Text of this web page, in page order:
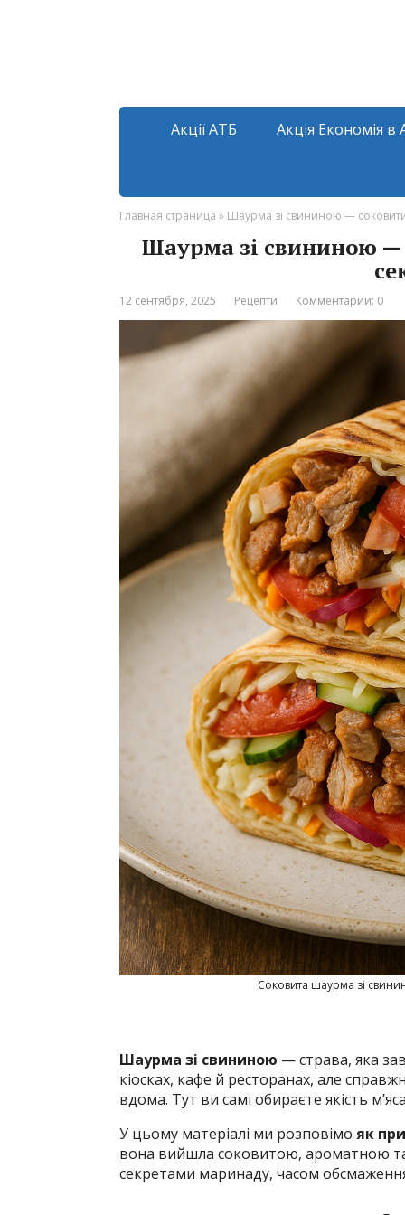
Акції АТБ Акція Економія в
Главная страница » Шаурма зі свининою —
Шаурма зі свининою —
12 сентября, 2025 Рецепти Комментарии: 0
Соковита шаурма зі
Шаурма зі свининою — страва, яка
кіосках, кафе й ресторанах, але
вдома. Тут ви самі обираєте якість
У цьому матеріалі ми розповімо як
вона вийшла соковитою, ароматною
секретами маринаду, часом